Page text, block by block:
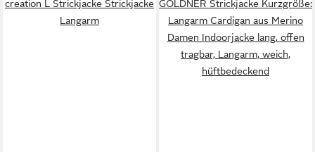
creation L Strickjacke Strickjacke
Langarm
GOLDNER Strickjacke Kurzgröße:
Langarm Cardigan aus Merino
Damen Indoorjacke lang, offen
tragbar, Langarm, weich,
hüftbedeckend